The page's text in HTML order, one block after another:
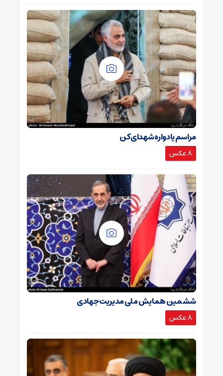
مراسم یادواره شهدای کن
8 عکس
ششمین همایش ملی مدیریت جهادی
8 عکس